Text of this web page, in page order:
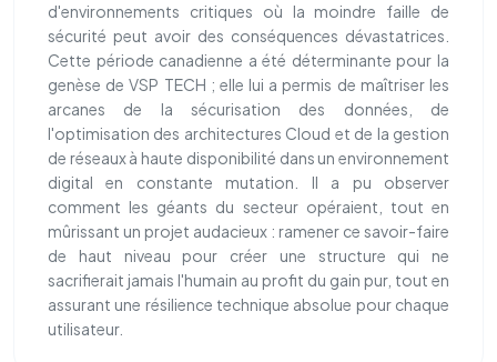
d'environnements critiques où la moindre faille de
sécurité peut avoir des conséquences dévastatrices.
Cette période canadienne a été déterminante pour la
genèse de VSP TECH ; elle lui a permis de maîtriser les
arcanes de la sécurisation des données, de
l'optimisation des architectures Cloud et de la gestion
de réseaux à haute disponibilité dans un environnement
digital en constante mutation. Il a pu observer
comment les géants du secteur opéraient, tout en
mûrissant un projet audacieux : ramener ce savoir-faire
de haut niveau pour créer une structure qui ne
sacrifierait jamais l'humain au profit du gain pur, tout en
assurant une résilience technique absolue pour chaque
utilisateur.